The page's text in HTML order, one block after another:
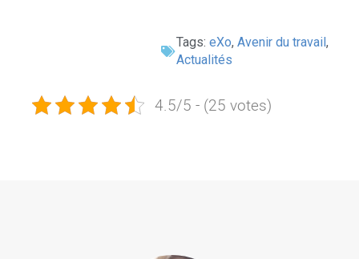
Tags: eXo,Avenir du travail,
Actualités
4.5/5 - (25 votes)